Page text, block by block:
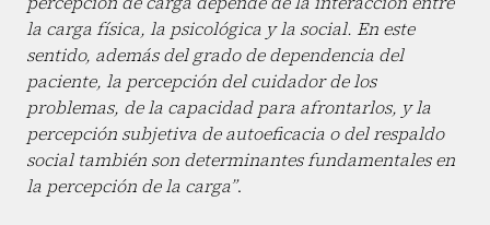
la carga física, la psicológica y la social. En este
sentido, además del grado de dependencia del
paciente, la percepción del cuidador de los
problemas, de la capacidad para afrontarlos, y la
percepción subjetiva de autoeficacia o del respaldo
social también son determinantes fundamentales en
la percepción de la carga”.